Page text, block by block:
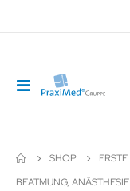
Navigation
umschalten
SHOP
BEATMUNG, ANÄSTHESIE